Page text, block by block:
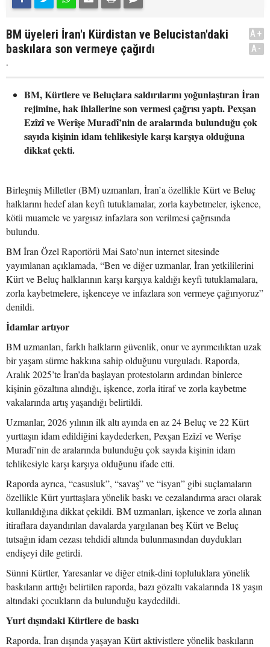
BM üyeleri İran'ı Kürdistan ve Belucistan'daki
baskılara son vermeye çağırdı
.
A+
A-
BM, Kürtlere ve Beluçlara saldırılarını yoğunlaştıran İran
rejimine, hak ihlallerine son vermesi çağrısı yaptı. Pexşan
Ezîzî ve Werîşe Muradî’nin de aralarında bulunduğu çok
sayıda kişinin idam tehlikesiyle karşı karşıya olduğuna
dikkat çekti.
Birleşmiş Milletler (BM) uzmanları, İran’a özellikle Kürt ve Beluç
halklarını hedef alan keyfi tutuklamalar, zorla kaybetmeler, işkence,
kötü muamele ve yargısız infazlara son verilmesi çağrısında
bulundu.
BM İran Özel Raportörü Mai Sato’nun internet sitesinde
yayımlanan açıklamada, “Ben ve diğer uzmanlar, İran yetkililerini
Kürt ve Beluç halklarının karşı karşıya kaldığı keyfi tutuklamalara,
zorla kaybetmelere, işkenceye ve infazlara son vermeye çağırıyoruz”
denildi.
İdamlar artıyor
BM uzmanları, farklı halkların güvenlik, onur ve ayrımcılıktan uzak
bir yaşam sürme hakkına sahip olduğunu vurguladı. Raporda,
Aralık 2025’te İran’da başlayan protestoların ardından binlerce
kişinin gözaltına alındığı, işkence, zorla itiraf ve zorla kaybetme
vakalarında artış yaşandığı belirtildi.
Uzmanlar, 2026 yılının ilk altı ayında en az 24 Beluç ve 22 Kürt
yurttaşın idam edildiğini kaydederken, Pexşan Ezîzî ve Werîşe
Muradî’nin de aralarında bulunduğu çok sayıda kişinin idam
tehlikesiyle karşı karşıya olduğunu ifade etti.
Raporda ayrıca, “casusluk”, “savaş” ve “isyan” gibi suçlamaların
özellikle Kürt yurttaşlara yönelik baskı ve cezalandırma aracı olarak
kullanıldığına dikkat çekildi. BM uzmanları, işkence ve zorla alınan
itiraflara dayandırılan davalarda yargılanan beş Kürt ve Beluç
tutsağın idam cezası tehdidi altında bulunmasından duydukları
endişeyi dile getirdi.
Sünni Kürtler, Yaresanlar ve diğer etnik-dini topluluklara yönelik
baskıların arttığı belirtilen raporda, bazı gözaltı vakalarında 18 yaşın
altındaki çocukların da bulunduğu kaydedildi.
Yurt dışındaki Kürtlere de baskı
Raporda, İran dışında yaşayan Kürt aktivistlere yönelik baskıların